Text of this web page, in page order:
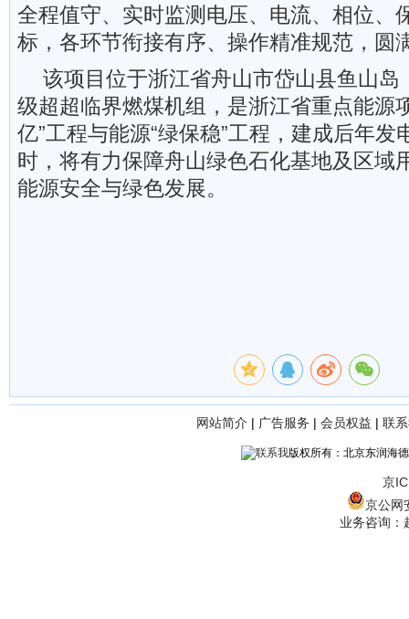
全程值守、实时监测电压、电流、相位、
标，各环节衔接有序、操作精准规范，圆
该项目位于浙江省舟山市岱山县鱼山岛
级超超临界燃煤机组，是浙江省重点能源
亿”工程与能源“绿保稳”工程，建成后年发
时，将有力保障舟山绿色石化基地及区域
能源安全与绿色发展。
网站简介 | 广告服务 | 会员权益 | 联
版权所有：北京东润海
京
京公网
业务咨询：